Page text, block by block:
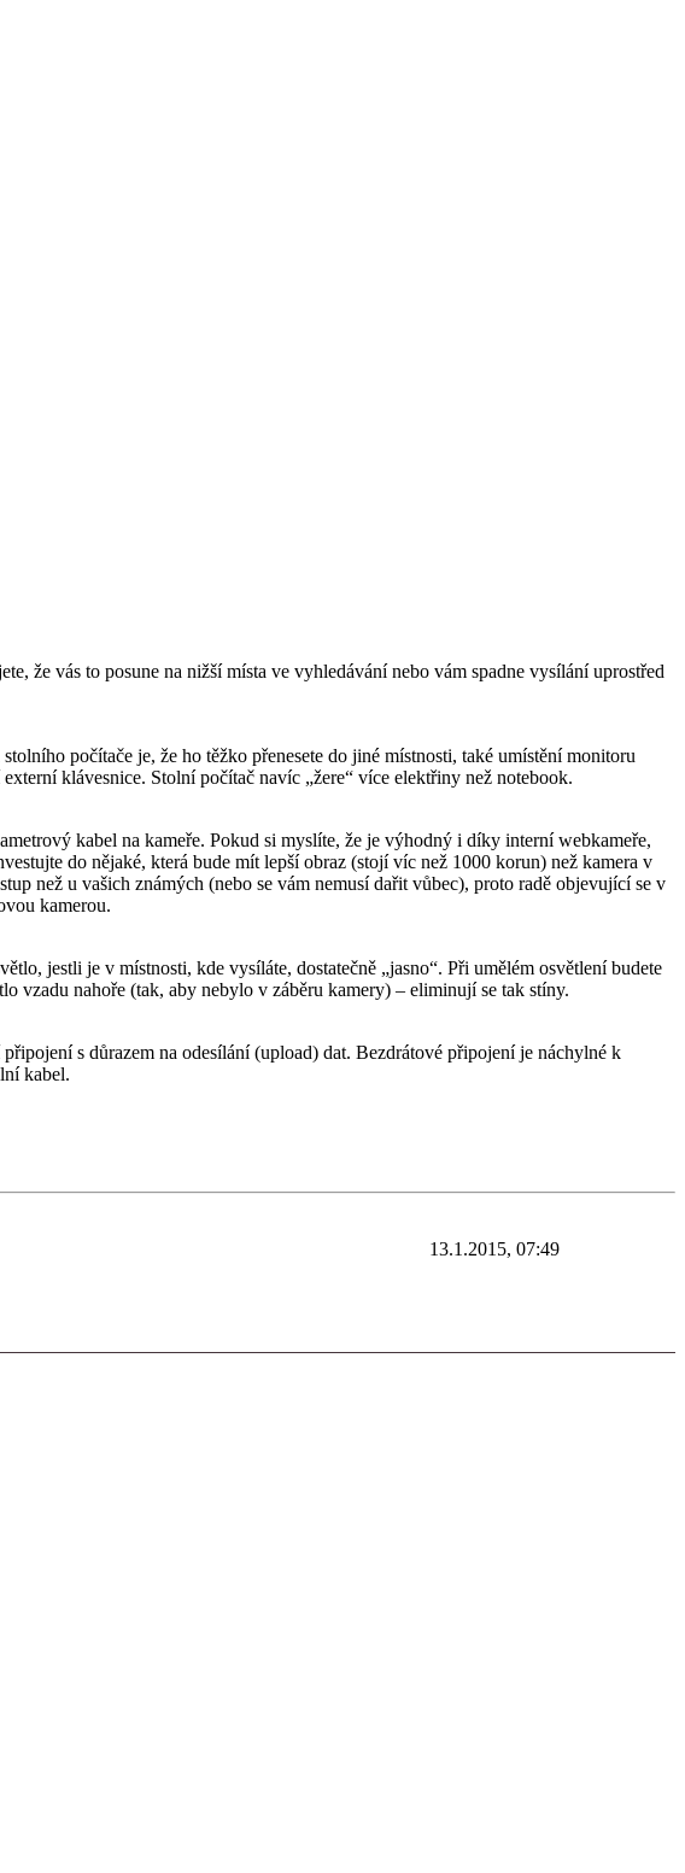
že vás to posune na nižší místa ve vyhledávání nebo vám spadne vysílání uprostřed
počítače je, že ho těžko přenesete do jiné místnosti, také umístění monitoru
klávesnice. Stolní počítač navíc „žere“ více elektřiny než notebook.
kabel na kameře. Pokud si myslíte, že je výhodný i díky interní webkameře,
do nějaké, která bude mít lepší obraz (stojí víc než 1000 korun) než kamera v
než u vašich známých (nebo se vám nemusí dařit vůbec), proto radě objevující se v
kamerou.
jestli je v místnosti, kde vysíláte, dostatečně „jasno“. Při umělém osvětlení budete
vzadu nahoře (tak, aby nebylo v záběru kamery) – eliminují se tak stíny.
s důrazem na odesílání (upload) dat. Bezdrátové připojení je náchylné k
kabel.
13.1.2015, 07:49